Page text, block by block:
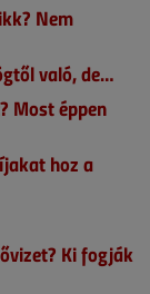
Nem
való, de…
Most éppen
hoz a
Ki fogják